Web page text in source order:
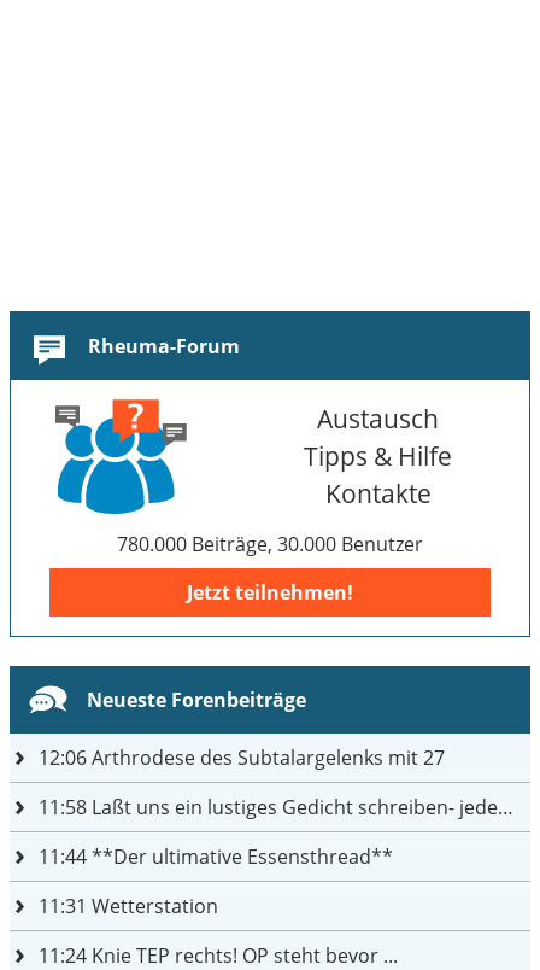
Rheuma-Forum
Austausch
Tipps & Hilfe
Kontakte
780.000 Beiträge, 30.000 Benutzer
Jetzt teilnehmen!
Neueste Forenbeiträge
12:06Arthrodese des Subtalargelenks mit 27
11:58 Laßt uns ein lustiges Gedicht schreiben- jeder einen Satz
11:44**Der ultimative Essensthread**
11:31 Wetterstation
11:24 Knie TEP rechts! OP steht bevor ...